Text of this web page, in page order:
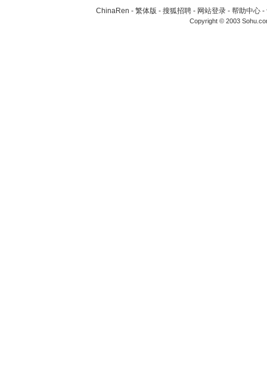
ChinaRen - 繁体版 - 搜狐招聘 - 网站登录 - 帮助中心 -
Copyright © 2003